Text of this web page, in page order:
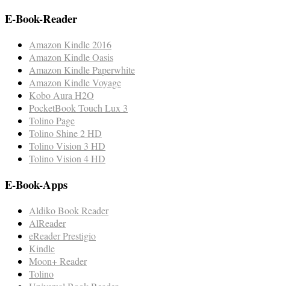
E-Book-Reader
Amazon Kindle 2016
Amazon Kindle Oasis
Amazon Kindle Paperwhite
Amazon Kindle Voyage
Kobo Aura H2O
PocketBook Touch Lux 3
Tolino Page
Tolino Shine 2 HD
Tolino Vision 3 HD
Tolino Vision 4 HD
E-Book-Apps
Aldiko Book Reader
AlReader
eReader Prestigio
Kindle
Moon+ Reader
Tolino